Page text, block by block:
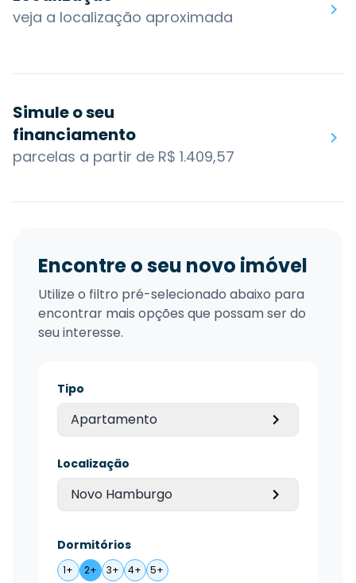
veja a localização aproximada
Simule o seu
financiamento
parcelas a partir de R$ 1.409,57
Encontre o seu novo imóvel
Utilize o filtro pré-selecionado abaixo para
encontrar mais opções que possam ser do
seu interesse.
Tipo
Apartamento
Localização
Novo Hamburgo
Dormitórios
1+ 2+ 3+ 4+ 5+